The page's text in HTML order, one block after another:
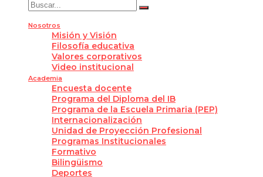
Nosotros
Misión y Visión
Filosofía educativa
Valores corporativos
Video institucional
Academia
Encuesta docente
Programa del Diploma del IB
Programa de la Escuela Primaria (PEP)
Internacionalización
Unidad de Proyección Profesional
Programas Institucionales
Formativo
Bilingüismo
Deportes